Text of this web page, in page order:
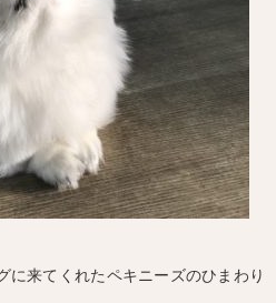
に来てくれたペキニーズのひまわり